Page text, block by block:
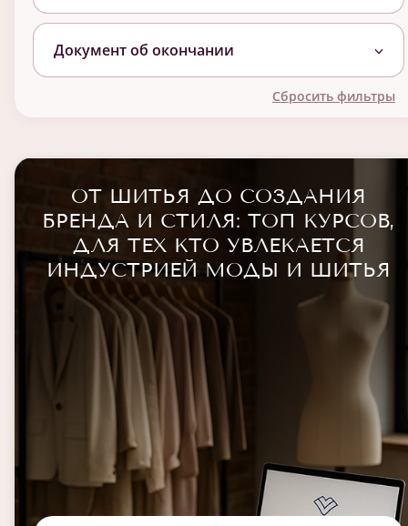
Документ об окончании
Сбросить фильтры
ОТ ШИТЬЯ ДО СОЗДАНИЯ
БРЕНДА И СТИЛЯ: ТОП КУРСОВ,
ДЛЯ ТЕХ КТО УВЛЕКАЕТСЯ
ИНДУСТРИЕЙ МОДЫ И ШИТЬЯ